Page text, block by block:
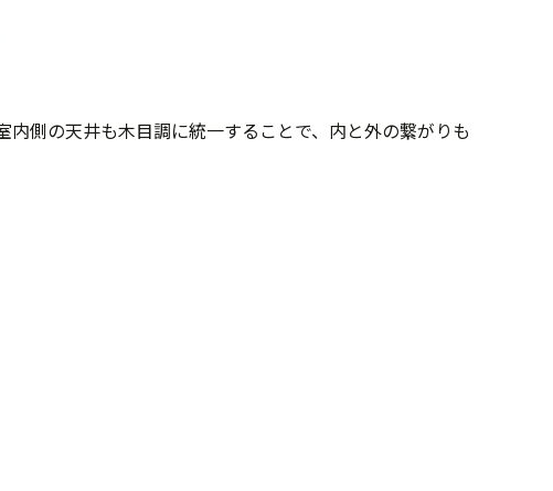
側の天井も木目調に統一することで、内と外の繋がりも